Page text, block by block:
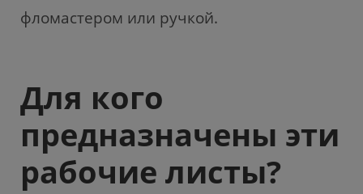
фломастером или ручкой.
Для кого
предназначены эти
рабочие листы?